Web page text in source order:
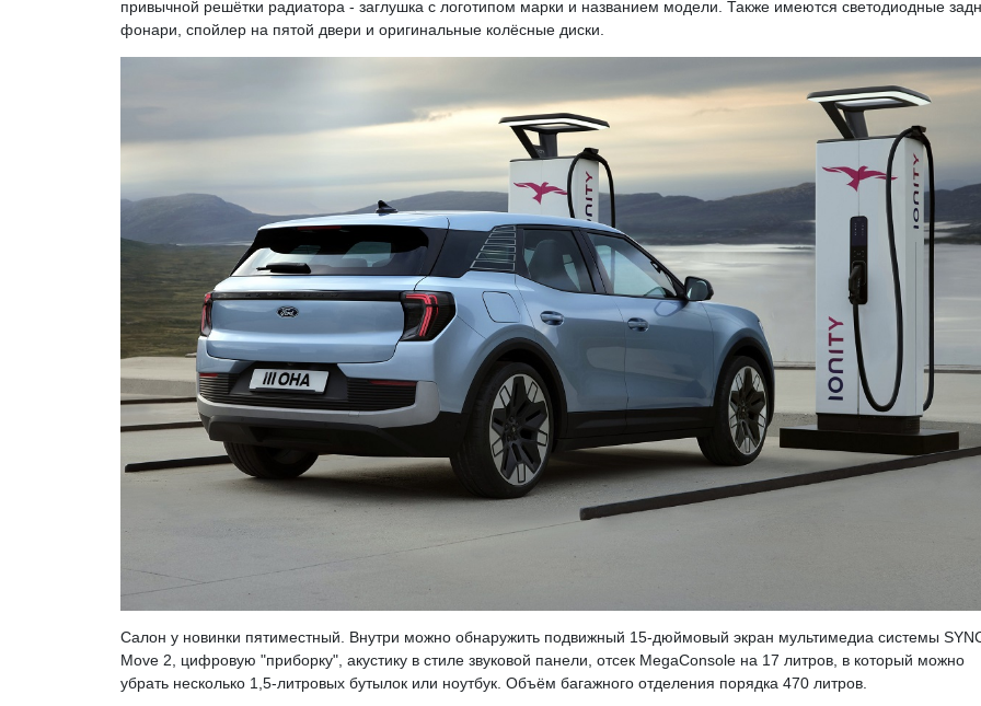
привычной решётки радиатора - заглушка с логотипом марки и названием модели. Также имеются светодиодные
фонари, спойлер на пятой двери и оригинальные колёсные диски.
Салон у новинки пятиместный. Внутри можно обнаружить подвижный 15-дюймовый экран мультимедиа системы
Move 2, цифровую "приборку", акустику в стиле звуковой панели, отсек MegaConsole на 17 литров, в который можно
убрать несколько 1,5-литровых бутылок или ноутбук. Объём багажного отделения порядка 470 литров.